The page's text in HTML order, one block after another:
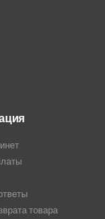
товара